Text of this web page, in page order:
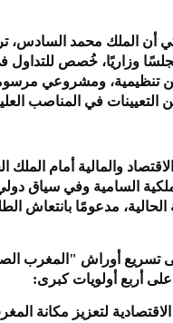
تنظيمية، ومشروعي
في المناصب
السامية وفي سياق
أوراش "المغرب
على أربع أولويات كبرى:
لتعزيز مكانة